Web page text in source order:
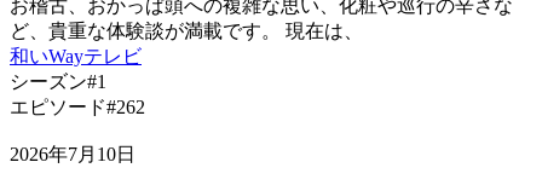
お稽古、おかっぱ頭への複雑な思い、化粧や巡行の辛さな
ど、貴重な体験談が満載です。 現在は、
和いWayテレビ
シーズン#1
エピソード#262
2026年7月10日